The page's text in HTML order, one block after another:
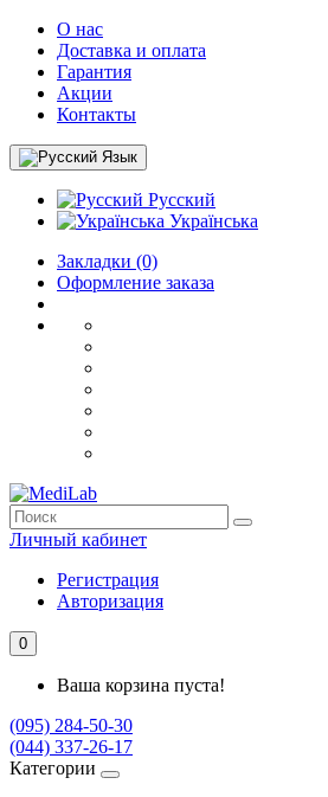
О нас
Доставка и оплата
Гарантия
Акции
Контакты
Язык
Русский
Українська
Закладки (0)
Оформление заказа
Личный кабинет
Регистрация
Авторизация
0
Ваша корзина пуста!
(095) 284-50-30
(044) 337-26-17
Категории